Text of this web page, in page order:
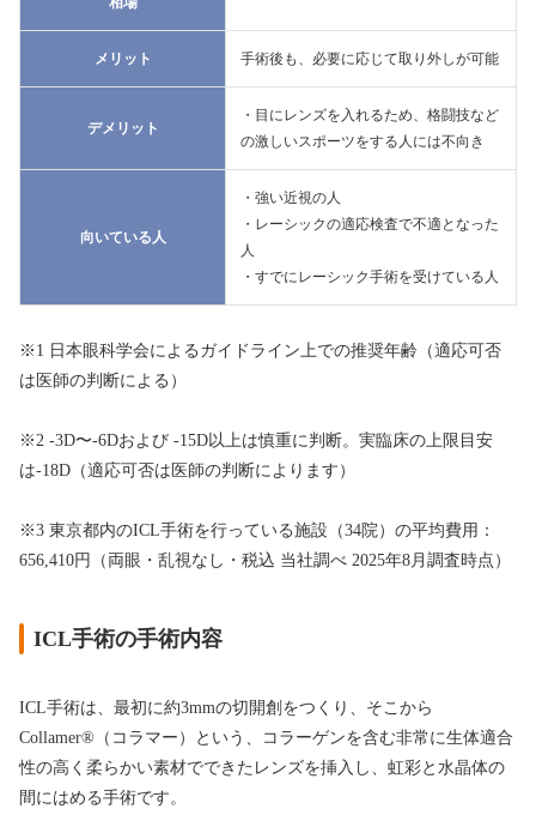
メリット 手術後も、必要に応じて取り外しが可能
デメリット
・目にレンズを入れるため、格闘技など
の激しいスポーツをする人には不向き
向いている人
・強い近視の人
・レーシックの適応検査で不適となった
人
・すでにレーシック手術を受けている人
※1 日本眼科学会によるガイドライン上での推奨年齢（適応可否
は医師の判断による）
※2 -3D〜-6Dおよび -15D以上は慎重に判断。実臨床の上限目安
は-18D（適応可否は医師の判断によります）
※3 東京都内のICL手術を行っている施設（34院）の平均費用：
656,410円（両眼・乱視なし・税込 当社調べ 2025年8月調査時点）
ICL手術の手術内容
ICL手術は、最初に約3mmの切開創をつくり、そこから
Collamer®︎（コラマー）という、コラーゲンを含む非常に生体適合
性の高く柔らかい素材でできたレンズを挿入し、虹彩と水晶体の
間にはめる手術です。